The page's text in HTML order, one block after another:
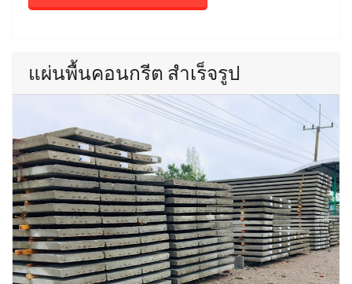
แผ่นพื้นคอนกรีต สำเร็จรูป